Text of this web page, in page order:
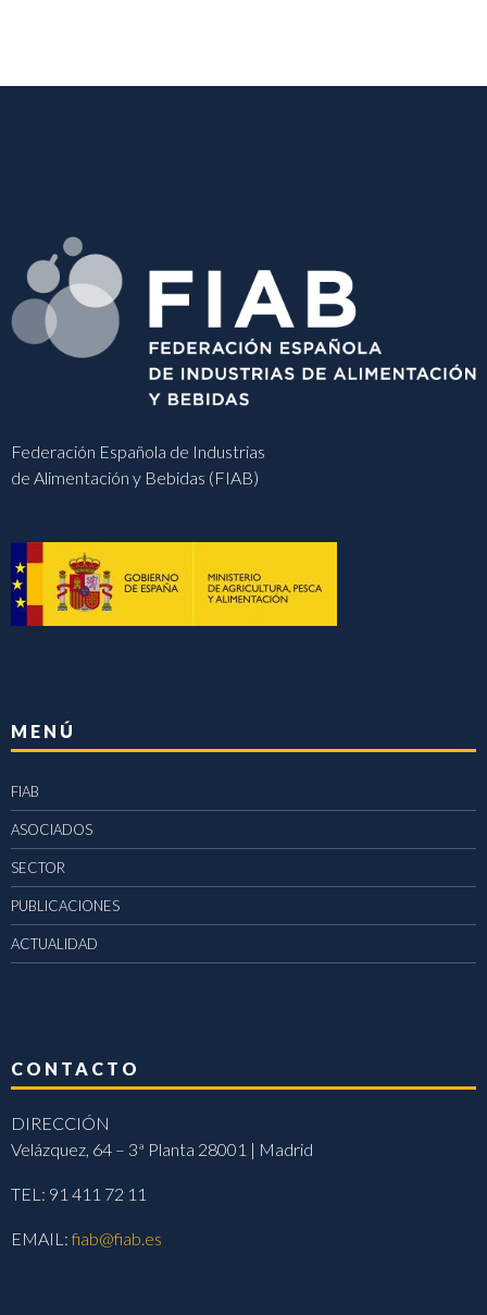
Federación Española de Industrias
de Alimentación y Bebidas (FIAB)
MENÚ
FIAB
ASOCIADOS
SECTOR
PUBLICACIONES
ACTUALIDAD
CONTACTO
DIRECCIÓN
Velázquez, 64 – 3ª Planta 28001 | Madrid
TEL: 91 411 72 11
EMAIL:fiab@fiab.es